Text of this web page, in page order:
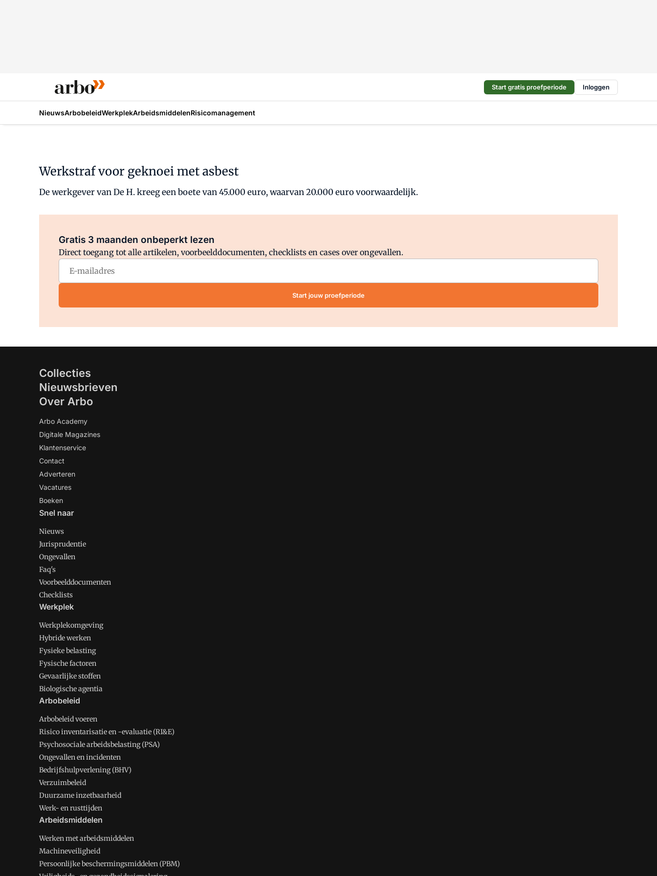
Start gratis proefperiode Inloggen
NieuwsArbobeleidWerkplekArbeidsmiddelenRisicomanagement
Werkstraf voor geknoei met asbest
De werkgever van De H. kreeg een boete van 45.000 euro, waarvan 20.000 euro voorwaardelijk.
Gratis 3 maanden onbeperkt lezen
Direct toegang tot alle artikelen, voorbeelddocumenten, checklists en cases over ongevallen.
Start jouw proefperiode
Collecties
Nieuwsbrieven
Over Arbo
Arbo Academy
Digitale Magazines
Klantenservice
Contact
Adverteren
Vacatures
Boeken
Snel naar
Nieuws
Jurisprudentie
Ongevallen
Faq's
Voorbeelddocumenten
Checklists
Werkplek
Werkplekomgeving
Hybride werken
Fysieke belasting
Fysische factoren
Gevaarlijke stoffen
Biologische agentia
Arbobeleid
Arbobeleid voeren
Risico inventarisatie en -evaluatie (RI&E)
Psychosociale arbeidsbelasting (PSA)
Ongevallen en incidenten
Bedrijfshulpverlening (BHV)
Verzuimbeleid
Duurzame inzetbaarheid
Werk- en rusttijden
Arbeidsmiddelen
Werken met arbeidsmiddelen
Machineveiligheid
Persoonlijke beschermingsmiddelen (PBM)